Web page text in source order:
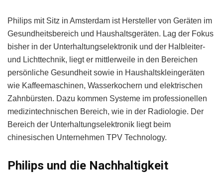
Philips mit Sitz in Amsterdam ist Hersteller von Geräten im
Gesundheitsbereich und Haushaltsgeräten. Lag der Fokus
bisher in der Unterhaltungselektronik und der Halbleiter-
und Lichttechnik, liegt er mittlerweile in den Bereichen
persönliche Gesundheit sowie in Haushaltskleingeräten
wie Kaffeemaschinen, Wasserkochern und elektrischen
Zahnbürsten. Dazu kommen Systeme im professionellen
medizintechnischen Bereich, wie in der Radiologie. Der
Bereich der Unterhaltungselektronik liegt beim
chinesischen Unternehmen TPV Technology.
Philips und die Nachhaltigkeit